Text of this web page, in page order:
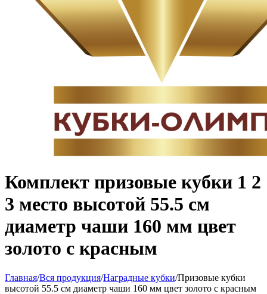
Комплект призовые кубки 1 2
3 место высотой 55.5 см
диаметр чаши 160 мм цвет
золото с красным
Главная/Вся продукция/Наградные кубки/Призовые кубки
высотой 55.5 см диаметр чаши 160 мм цвет золото с красным